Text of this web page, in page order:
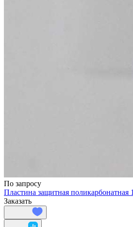
По запросу
Пластина защитная поликарбонатная
Заказать